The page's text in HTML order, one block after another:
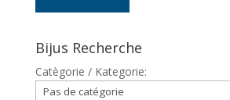
Bijus Recherche
Catègorie / Kategorie: